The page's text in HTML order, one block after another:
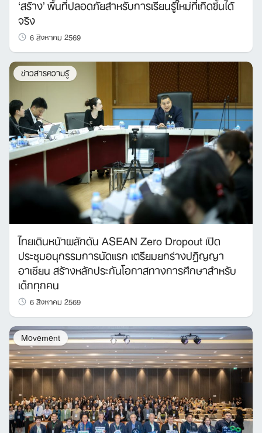
Search
‘สร้าง’ พื้นที่ปลอดภัยสำหรับการเรียนรู้ใหม่ที่เกิดขึ้นได้
จริง
6 สิงหาคม 2569
ข่าวสารความรู้
ไทยเดินหน้าผลักดัน ASEAN Zero Dropout เปิด
ประชุมอนุกรรมการนัดแรก เตรียมยกร่างปฏิญญา
อาเซียน สร้างหลักประกันโอกาสทางการศึกษาสำหรับ
เด็กทุกคน
6 สิงหาคม 2569
Movement